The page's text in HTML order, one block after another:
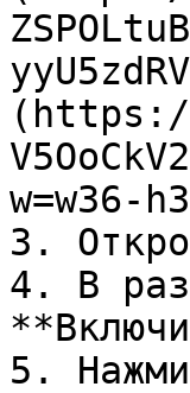
(https://
w=w36-
3.
4. В
5.